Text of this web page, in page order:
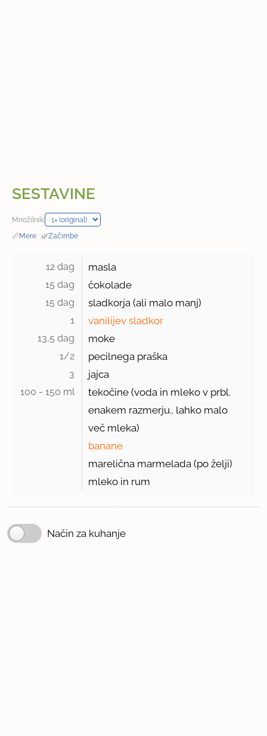
SESTAVINE
Množilnik:
📏Mere · 🌿Začimbe
12 dag masla
15 dag čokolade
15 dag sladkorja (ali malo manj)
1 vanilijev sladkor
13,5 dag moke
1/2 pecilnega praška
3 jajca
100 - 150 ml
tekočine (voda in mleko v prbl.
enakem razmerju.. lahko malo
več mleka)
banane
marelična marmelada (po želji)
mleko in rum
Način za kuhanje